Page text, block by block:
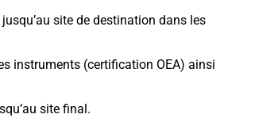
site de destination dans les
instruments (certification OEA) ainsi
site final.